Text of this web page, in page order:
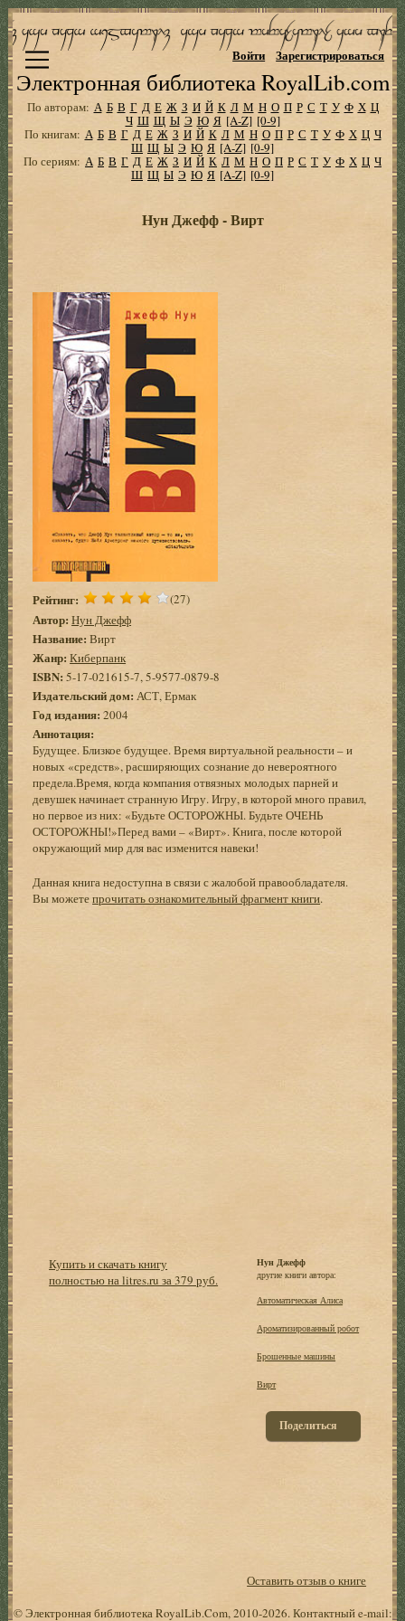
Электронная библиотека RoyalLib.com
Войти Зарегистрироваться
По авторам: А Б В Г Д Е Ж З И Й К Л М Н О П Р С Т У Ф Х Ц
Ч Ш Щ Ы Э Ю Я [A-Z] [0-9]
По книгам: А Б В Г Д Е Ж З И Й К Л М Н О П Р С Т У Ф Х Ц Ч
Ш Щ Ы Э Ю Я [A-Z] [0-9]
По сериям: А Б В Г Д Е Ж З И Й К Л М Н О П Р С Т У Ф Х Ц Ч
Ш Щ Ы Э Ю Я [A-Z] [0-9]
Нун Джефф - Вирт
Рейтинг: (27)
Автор: Нун Джефф
Название: Вирт
Жанр: Киберпанк
ISBN: 5-17-021615-7, 5-9577-0879-8
Издательский дом:АСТ, Ермак
Год издания: 2004
Аннотация:
Будущее. Близкое будущее. Время виртуальной реальности – и
новых «средств», расширяющих сознание до невероятного
предела.Время, когда компания отвязных молодых парней и
девушек начинает странную Игру. Игру, в которой много правил,
но первое из них: «Будьте ОСТОРОЖНЫ. Будьте ОЧЕНЬ
ОСТОРОЖНЫ!»Перед вами – «Вирт». Книга, после которой
окружающий мир для вас изменится навеки!
Данная книга недоступна в связи с жалобой правообладателя.
Вы можетепрочитать ознакомительный фрагмент книги.
Купить и скачать книгу
полностью на litres.ru за 379 руб.
Нун Джефф
другие книги автора:
Автоматическая Алиса
Ароматизированный робот
Брошенные машины
Вирт
Поделиться
Оставить отзыв о книге
© Электронная библиотека RoyalLib.Com, 2010-2026. Контактный e-mail: